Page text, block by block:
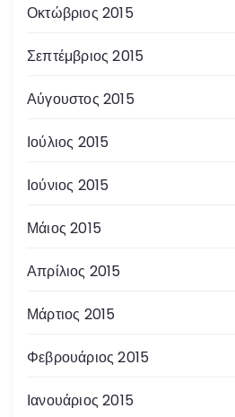
Οκτώβριος 2015
Σεπτέμβριος 2015
Αύγουστος 2015
Ιούλιος 2015
Ιούνιος 2015
Μάιος 2015
Απρίλιος 2015
Μάρτιος 2015
Φεβρουάριος 2015
Ιανουάριος 2015